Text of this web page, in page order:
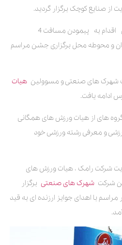
شرکت کنندگان در این همایش اقدام به پیمودن مسافت 4
و محوطه محل برگزاری جشن مراسم
شهرک های صنعتی و مسوولین هیات
ادامه یافت.
های از هیات ورزش های همگانی
و معرفی رشته ورزشی خود
شرکت رامک ، هیات ورزش های
شرکت شهرک های صنعتی برگزار
با اهدای جوایز ارزنده ای به قید